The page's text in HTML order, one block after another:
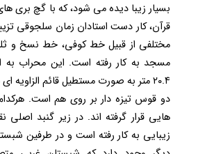
بسیار زیبا دیده می شود، که با گچ بری
قرآن، کار دست استادان زمان سلجوقی
مختلفی از قبیل خط کوفی، خط نسخ و
۲۰.۴ متر به صورت مستطیل قائم
دو قوس تیزه دار بر روی هم است.
هایی قرار گرفته اند. در زیر گنبد
زیبایی به کار رفته است و در طرفین